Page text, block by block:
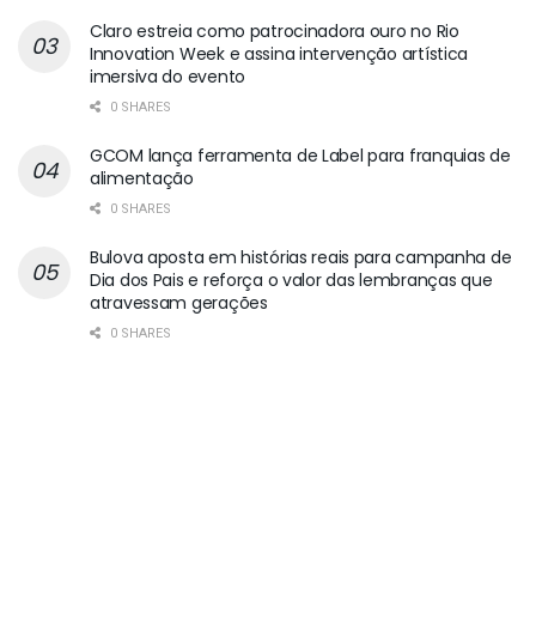
Claro estreia como patrocinadora ouro no Rio
Innovation Week e assina intervenção artística
imersiva do evento
0 SHARES
GCOM lança ferramenta de Label para franquias de
alimentação
0 SHARES
Bulova aposta em histórias reais para campanha de
Dia dos Pais e reforça o valor das lembranças que
atravessam gerações
0 SHARES